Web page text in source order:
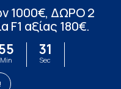
1000€, ΔΩΡΟ 2
F1 αξίας 180€.
Min
29
Sec